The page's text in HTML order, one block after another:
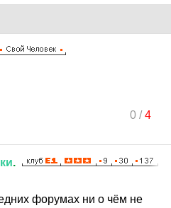
0/4
.
форумах ни о чём не